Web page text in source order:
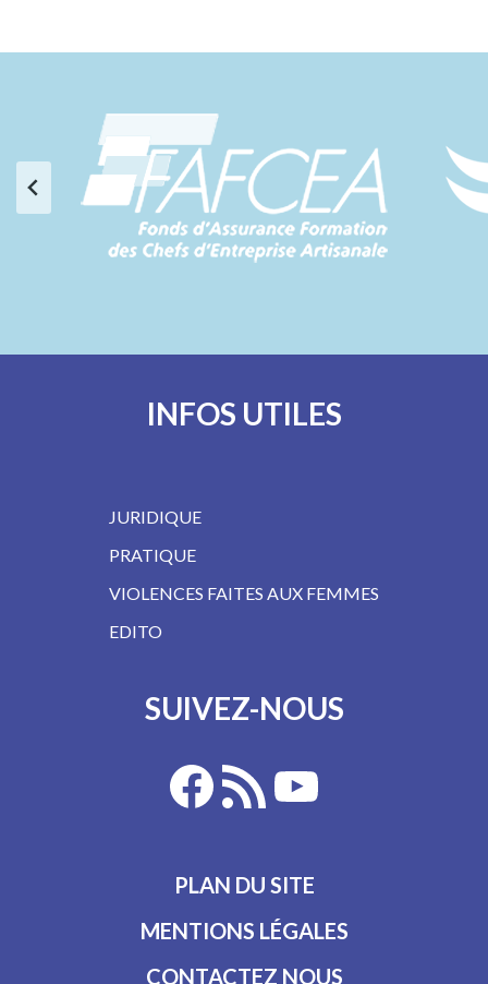
INFOS UTILES
JURIDIQUE
PRATIQUE
VIOLENCES FAITES AUX FEMMES
EDITO
SUIVEZ-NOUS
PLAN DU SITE
MENTIONS LÉGALES
CONTACTEZ NOUS